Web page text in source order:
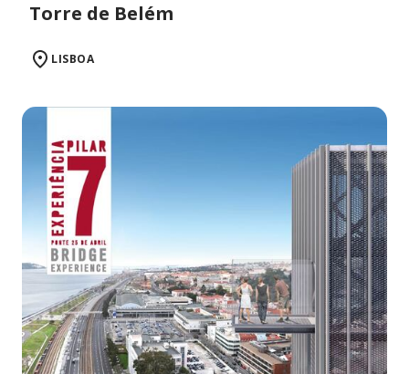
Torre de Belém
LISBOA